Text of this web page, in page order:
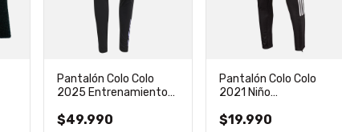
Pantalón Colo Colo
2025 Entrenamiento
$49.990
Pantalón Colo Colo
2021 Niño
adidas
$19.990